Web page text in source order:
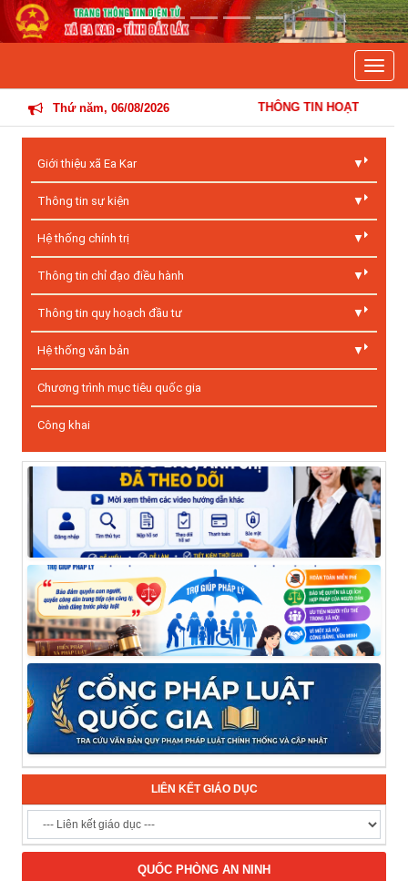
Thứ năm, 06/08/2026 THÔNG TIN HOẠT ĐỘNG ĐIỀU HÀNH
Giới thiệu xã Ea Kar
Thông tin sự kiện
Hệ thống chính trị
Thông tin chỉ đạo điều hành
Thông tin quy hoạch đầu tư
Hệ thống văn bản
Chương trình mục tiêu quốc gia
Công khai
LIÊN KẾT GIÁO DỤC
QUỐC PHÒNG AN NINH